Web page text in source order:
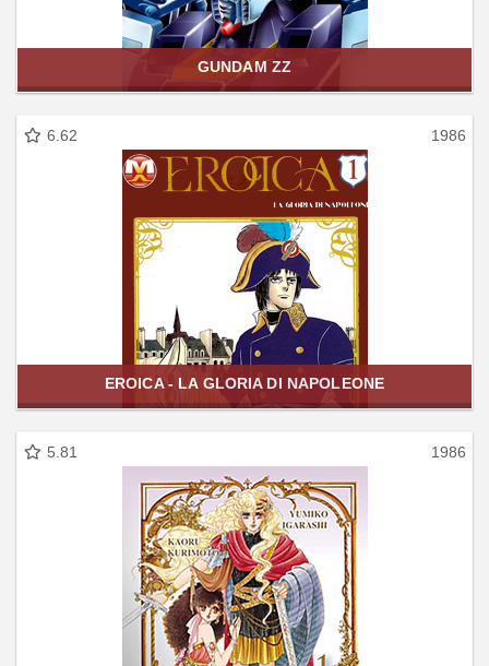
GUNDAM ZZ
6.62 1986
EROICA - LA GLORIA DI NAPOLEONE
5.81 1986